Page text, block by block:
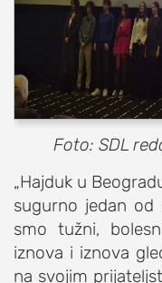
Foto: SDL
„Hajduk u
sugurno jedan od
smo tužni,
iznova i iznova
na svojim